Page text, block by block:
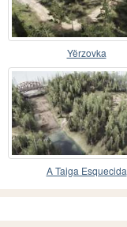
Yërzovka
A Taiga Esquecida